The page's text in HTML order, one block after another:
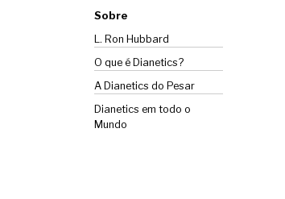
Sobre
L. Ron Hubbard
O que é Dianetics?
A Dianetics do Pesar
Dianetics em todo o
Mundo